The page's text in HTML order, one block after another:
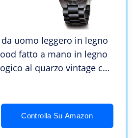
uomo leggero in legno
fatto a mano in legno
al quarzo vintage con
orologio da polso in
Controlla Su Amazon